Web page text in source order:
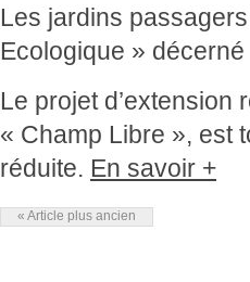
Les jardins
Ecologique »
Le projet d’extension
« Champ Libre », est
réduite. En savoir +
« Article plus ancien